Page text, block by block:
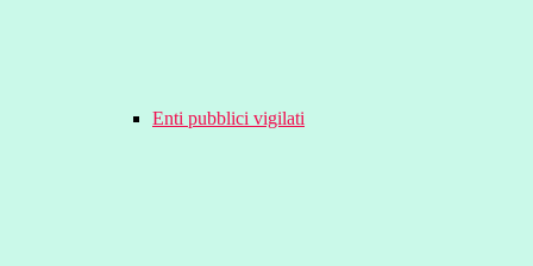
Enti pubblici vigilati